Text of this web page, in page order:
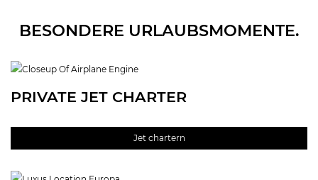
BESONDERE URLAUBSMOMENTE.
PRIVATE JET CHARTER
Jet chartern